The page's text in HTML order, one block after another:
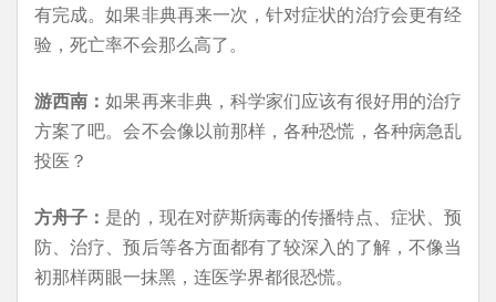
有完成。如果非典再来一次，针对症状的治疗会更有经
验，死亡率不会那么高了。
游西南：如果再来非典，科学家们应该有很好用的治疗
方案了吧。会不会像以前那样，各种恐慌，各种病急乱
投医？
方舟子： 是的，现在对萨斯病毒的传播特点、症状、预
防、治疗、预后等各方面都有了较深入的了解，不像当
初那样两眼一抹黑，连医学界都很恐慌。